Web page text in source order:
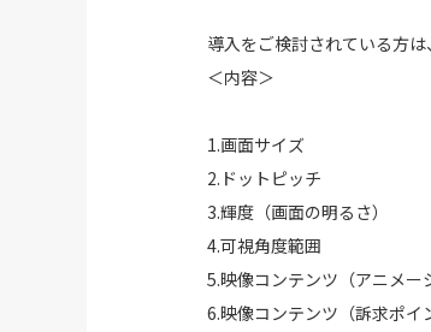
導入をご検討されている方は
＜内容＞
1.画面サイズ
2.ドットピッチ
3.輝度（画面の明るさ）
4.可視角度範囲
5.映像コンテンツ（アニメー
6.映像コンテンツ（訴求ポイ